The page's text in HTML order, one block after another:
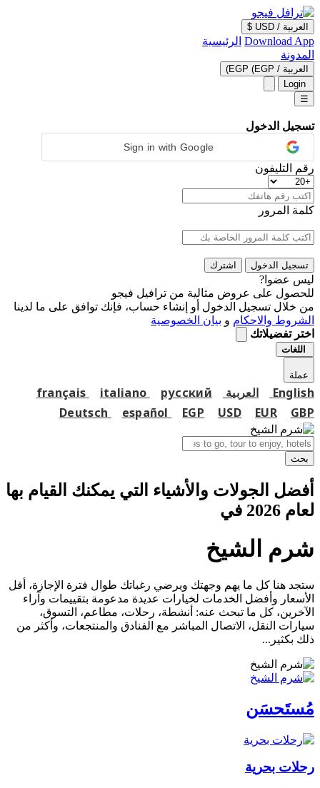
العربية /
Download App الرئيسية
المدونة
العربية /
Login
☰
تسجيل الدخول
Sign in with Google
رقم التليفون
كلمة المرور
تسجيل الدخول اشترك
ليس عضوا?
للحصول على عروض مثالية من ترافيل فيجو
من خلال تسجيل الدخول أو إنشاء حساب، فإنك توافق على ما لدينا
الشروط والاحكام و بيان الخصوصية
اختر تفضيلاتك
اللغات
عملة
English العربية français italiano
русский
Deutsch
español EGP USD EUR GBP
بحث
أفضل الجولات والأشياء التي يمكنك القيام بها
لعام 2026 في
شرم الشيخ
ستجد هنا كل ما يهم وجهتك ويرضي رغباتك طوال فترة الإجازة، أقل
الأسعار وأفضل الخدمات لخيارات عديدة مدعومة بتقييمات وآراء
الآخرين، كل ما تبحث عنه: أنشطة، رحلات، مطاعم، التسوق،
سيارات النقل، الاتصال المباشر مع الفنادق والمنتجعات، وأكثر من
ذلك بكثير...
مُستَحسَن
رحلات بحرية